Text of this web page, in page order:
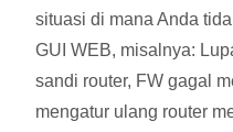
situasi di mana Anda
GUI WEB, misalnya:
sandi router, FW gagal
mengatur ulang router